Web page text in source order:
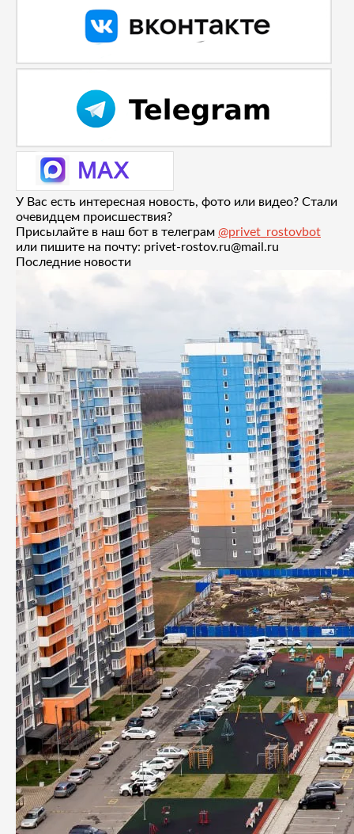
У Вас есть интересная новость, фото или видео? Стали
очевидцем происшествия?
Присылайте в наш бот в телеграм @privet_rostovbot
или пишите на почту: privet-rostov.ru@mail.ru
Последние новости